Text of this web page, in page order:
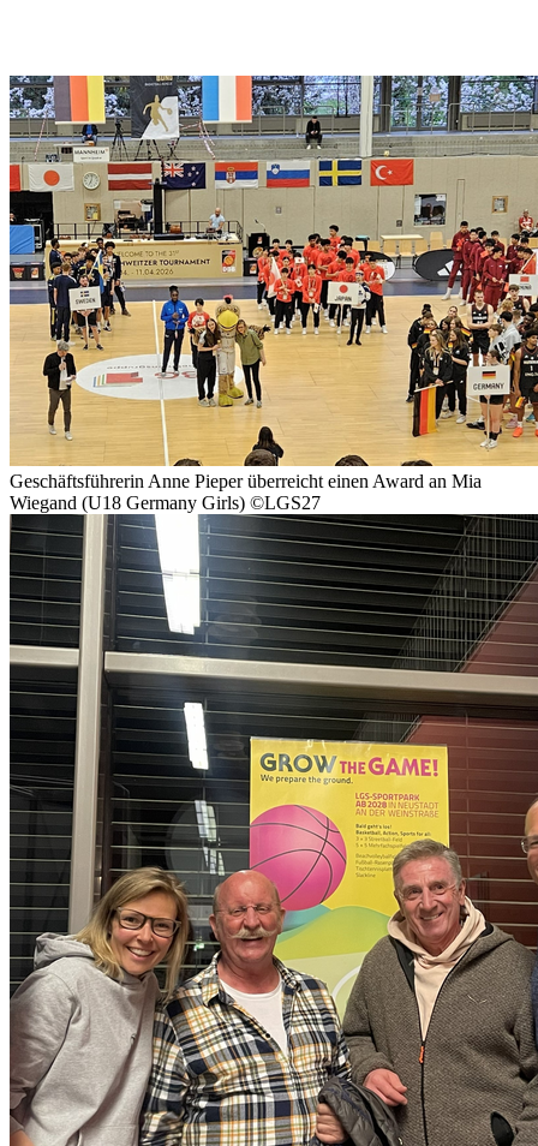
Geschäftsführerin Anne Pieper überreicht einen Award an Mia
Wiegand (U18 Germany Girls) ©LGS27